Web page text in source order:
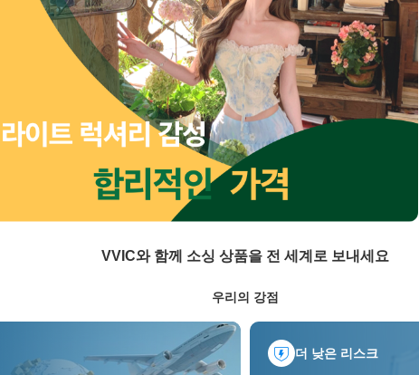
VVIC와 함께 소싱 상품을 전 세계로 보내세요
우리의 강점
더 낮은 리스크